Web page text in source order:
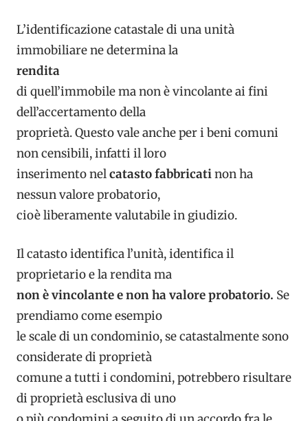
L’identificazione catastale di una unità
immobiliare ne determina la
rendita
di quell’immobile ma non è vincolante ai fini
dell’accertamento della
proprietà. Questo vale anche per i beni comuni
non censibili, infatti il loro
inserimento nelcatasto fabbricatinon ha
nessun valore probatorio,
cioè liberamente valutabile in giudizio.
Il catasto identifica l’unità, identifica il
proprietario e la rendita ma
non è vincolante e non ha valore probatorio. Se
prendiamo come esempio
le scale di un condominio, se catastalmente sono
considerate di proprietà
comune a tutti i condomini, potrebbero risultare
di proprietà esclusiva di uno